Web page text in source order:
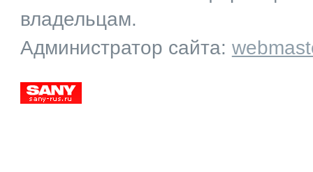
владельцам.
Администратор сайта: